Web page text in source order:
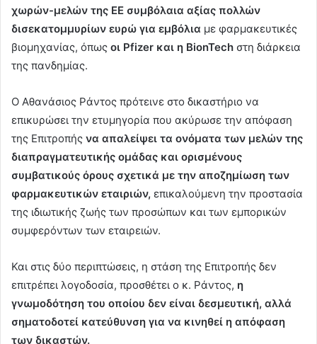
χωρών-μελών της ΕΕ συμβόλαια αξίας πολλών
δισεκατομμυρίων ευρώ για εμβόλια με φαρμακευτικές
βιομηχανίας, όπως οι Pfizer και η BionTech στη διάρκεια
της πανδημίας.
Ο Αθανάσιος Ράντος πρότεινε στο δικαστήριο να
επικυρώσει την ετυμηγορία που ακύρωσε την απόφαση
της Επιτροπής να απαλείψει τα ονόματα των μελών της
διαπραγματευτικής ομάδας και ορισμένους
συμβατικούς όρους σχετικά με την αποζημίωση των
φαρμακευτικών εταιριών, επικαλούμενη την προστασία
της ιδιωτικής ζωής των προσώπων και των εμπορικών
συμφερόντων των εταιρειών.
Και στις δύο περιπτώσεις, η στάση της Επιτροπής δεν
επιτρέπει λογοδοσία, προσθέτει ο κ. Ράντος, η
γνωμοδότηση του οποίου δεν είναι δεσμευτική, αλλά
σηματοδοτεί κατεύθυνση για να κινηθεί η απόφαση
των δικαστών.